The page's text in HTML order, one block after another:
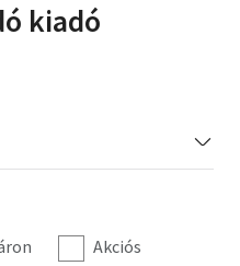
kiadó
Akciós